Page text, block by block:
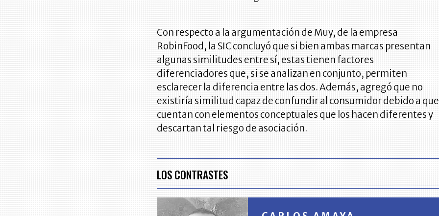
Con respecto a la argumentación de Muy, de la empresa
RobinFood, la SIC concluyó que si bien ambas marcas presentan
algunas similitudes entre sí, estas tienen factores
diferenciadores que, si se analizan en conjunto, permiten
esclarecer la diferencia entre las dos. Además, agregó que no
existiría similitud capaz de confundir al consumidor debido a que
cuentan con elementos conceptuales que los hacen diferentes y
descartan tal riesgo de asociación.
LOS CONTRASTES